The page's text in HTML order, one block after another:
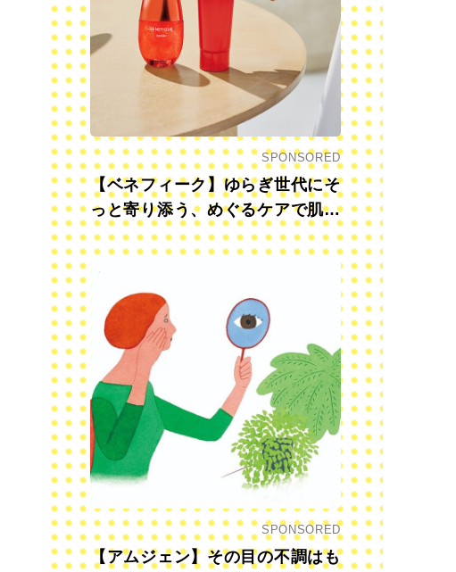
SPONSORED
【ベネフィーク】ゆらぎ世代にそ
っと寄り添う、めぐるケアで肌も
心も前向きに
SPONSORED
【アムジェン】その目の不調はも